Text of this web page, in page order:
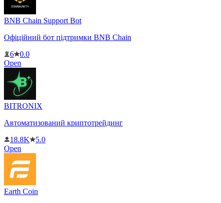
BNB Chain Support Bot
Офіційний бот підтримки BNB Chain
6
0.0
Open
BITRONIX
Автоматизований криптотрейдинг
18.8K
5.0
Open
Earth Coin